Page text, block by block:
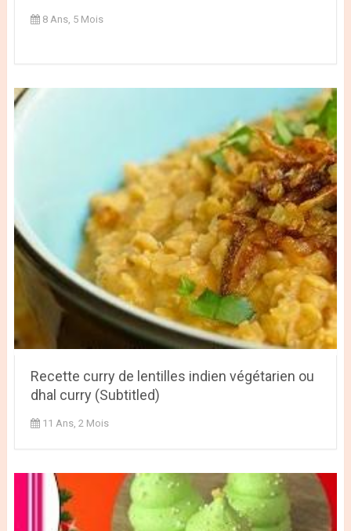
8 Ans, 5 Mois
Recette curry de lentilles indien végétarien ou
dhal curry (Subtitled)
11 Ans, 2 Mois